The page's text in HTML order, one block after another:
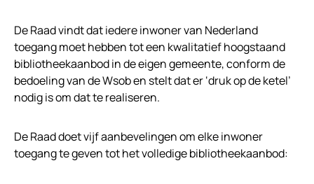
De Raad vindt dat iedere inwoner van Nederland
toegang moet hebben tot een kwalitatief hoogstaand
bibliotheekaanbod in de eigen gemeente, conform de
bedoeling van de Wsob en stelt dat er ‘druk op de ketel’
nodig is om dat te realiseren.
De Raad doet vijf aanbevelingen om elke inwoner
toegang te geven tot het volledige bibliotheekaanbod: